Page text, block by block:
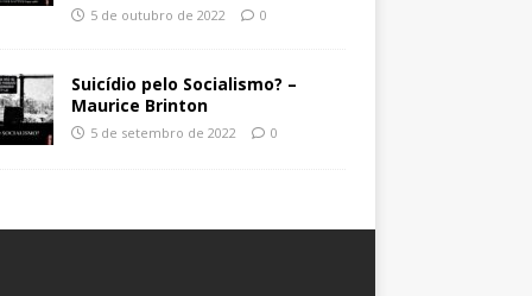
5 de outubro de 2022 0
Suicídio pelo Socialismo? –
Maurice Brinton
5 de setembro de 2022 0